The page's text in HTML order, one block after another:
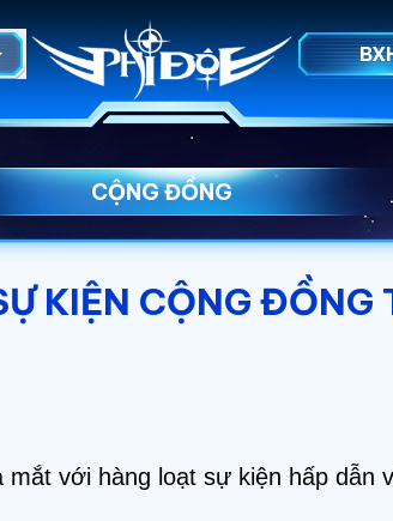
CỘNG ĐỒNG
KIỆN CỘNG
với hàng loạt sự kiện hấp dẫn